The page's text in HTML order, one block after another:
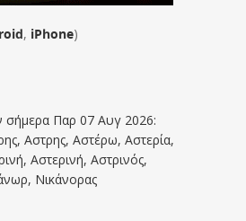
, iPhone)
Παρ 07 Αυγ 2026:
Αστρης, Αστέρω, Αστερία,
Αστερινή, Αστρινός,
Νικάνορας